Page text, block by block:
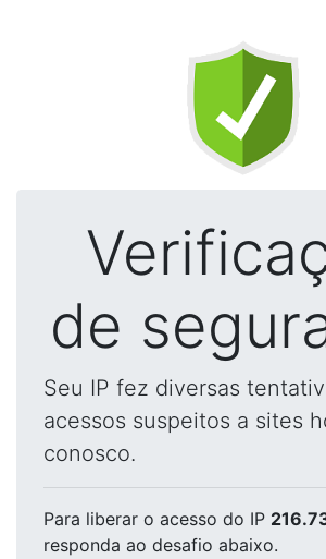
de
Seu IP fez diversas
acessos suspeitos a sites
conosco.
Para liberar o acesso do IP
responda ao desafio abaixo.